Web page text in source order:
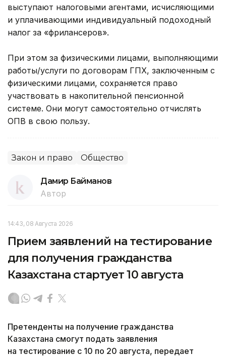
выступают налоговыми агентами, исчисляющими
и уплачивающими индивидуальный подоходный
налог за «фрилансеров».
При этом за физическими лицами, выполняющими
работы/услуги по договорам ГПХ, заключенным с
физическими лицами, сохраняется право
участвовать в накопительной пенсионной
системе. Они могут самостоятельно отчислять
ОПВ в свою пользу.
Закон и право Общество
Дамир Байманов
Автор
14:43, 08 Августа 2026
Прием заявлений на тестирование
для получения гражданства
Казахстана стартует 10 августа
Претенденты на получение гражданства
Казахстана смогут подать заявления
на тестирование с 10 по 20 августа, передает